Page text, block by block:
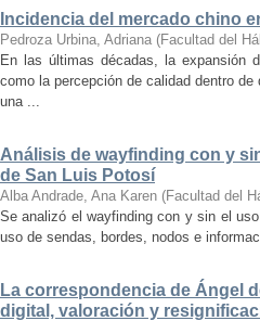
Incidencia del mercado chino
Pedroza Urbina, Adriana (Facultad del
En las últimas décadas, la expansión
como la percepción de calidad dentro
una ...
Análisis de wayfinding con y
de San Luis Potosí
Alba Andrade, Ana Karen (Facultad del
Se analizó el wayfinding con y sin el
uso de sendas, bordes, nodos e
La correspondencia de Ángel
digital, valoración y